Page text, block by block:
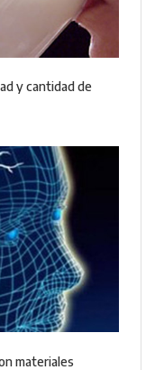
y cantidad de
materiales